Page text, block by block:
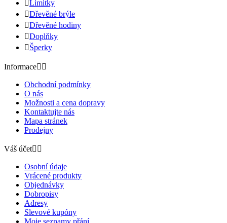
Limitky
Dřevěné brýle
Dřevěné hodiny
Doplňky
Šperky
Informace 
Obchodní podmínky
O nás
Možnosti a cena dopravy
Kontaktujte nás
Mapa stránek
Prodejny
Váš účet 
Osobní údaje
Vrácené produkty
Objednávky
Dobropisy
Adresy
Slevové kupóny